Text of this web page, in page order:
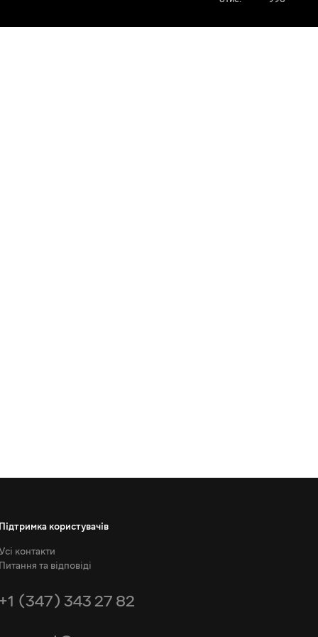
Підтримка користувачів
контакти
Питання та відповіді
+1 (347) 343 27 82